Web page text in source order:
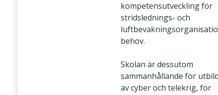
kompetensutveckling för
stridslednings- och
behov.
Skolan är dessutom
sammanhållande för
av cyber och telekrig, för